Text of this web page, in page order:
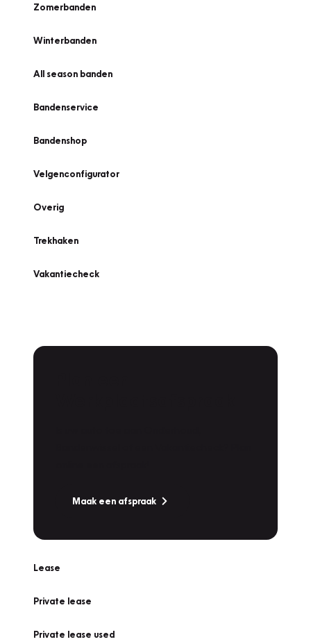
Zomerbanden
Winterbanden
All season banden
Bandenservice
Bandenshop
Velgenconfigurator
Overig
Trekhaken
Vakantiecheck
Maak een afspraak
Lease
Private lease
Private lease used